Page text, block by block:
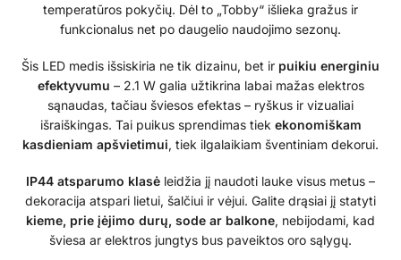
temperatūros pokyčių. Dėl to „Tobby“ išlieka gražus ir
funkcionalus net po daugelio naudojimo sezonų.
Šis LED medis išsiskiria ne tik dizainu, bet ir puikiu energiniu
efektyvumu – 2.1 W galia užtikrina labai mažas elektros
sąnaudas, tačiau šviesos efektas – ryškus ir vizualiai
išraiškingas. Tai puikus sprendimas tiek ekonomiškam
kasdieniam apšvietimui, tiek ilgalaikiam šventiniam dekorui.
IP44 atsparumo klasė leidžia jį naudoti lauke visus metus –
dekoracija atspari lietui, šalčiui ir vėjui. Galite drąsiai jį statyti
kieme, prie įėjimo durų, sode ar balkone, nebijodami, kad
šviesa ar elektros jungtys bus paveiktos oro sąlygų.